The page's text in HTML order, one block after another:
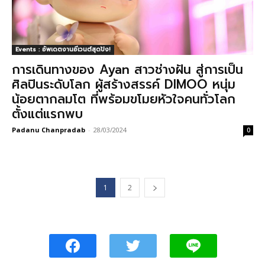
Events : อัพเดตงานอีเวนต์สุดปัง!
การเดินทางของ Ayan สาวช่างฝัน สู่การเป็น
ศิลปินระดับโลก ผู้สร้างสรรค์ DIMOO หนุ่ม
น้อยตากลมโต ที่พร้อมขโมยหัวใจคนทั่วโลก
ตั้งแต่แรกพบ
Padanu Chanpradab - 28/03/2024 0
1 2